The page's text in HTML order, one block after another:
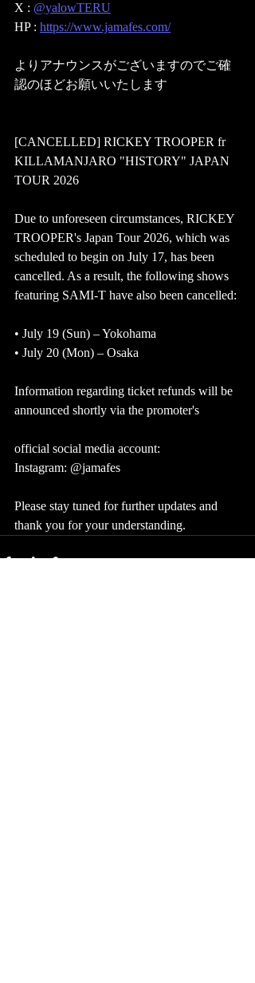
X : @yalowTERU
HP : https://www.jamafes.com/
よりアナウンスがございますのでご確
認のほどお願いいたします
[CANCELLED] RICKEY TROOPER fr
KILLAMANJARO "HISTORY" JAPAN
TOUR 2026
Due to unforeseen circumstances, RICKEY
TROOPER's Japan Tour 2026, which was
scheduled to begin on July 17, has been
cancelled. As a result, the following shows
featuring SAMI-T have also been cancelled:
• July 19 (Sun) – Yokohama
• July 20 (Mon) – Osaka
Information regarding ticket refunds will be
announced shortly via the promoter's
official social media account:
Instagram: @jamafes
Please stay tuned for further updates and
thank you for your understanding.